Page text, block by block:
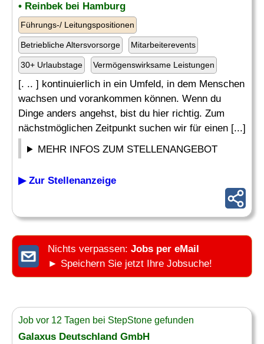
• Reinbek bei Hamburg
Führungs-/ Leitungspositionen
Betriebliche Altersvorsorge Mitarbeiterevents
30+ Urlaubstage Vermögenswirksame Leistungen
[. .. ] kontinuierlich in ein Umfeld, in dem Menschen
wachsen und vorankommen können. Wenn du
Dinge anders angehst, bist du hier richtig. Zum
nächstmöglichen Zeitpunkt suchen wir für einen [...]
MEHR INFOS ZUM STELLENANGEBOT
▶ Zur Stellenanzeige
Nichts verpassen: Jobs per eMail
► Speichern Sie jetzt Ihre Jobsuche!
Job vor 12 Tagen bei StepStone gefunden
Galaxus Deutschland GmbH